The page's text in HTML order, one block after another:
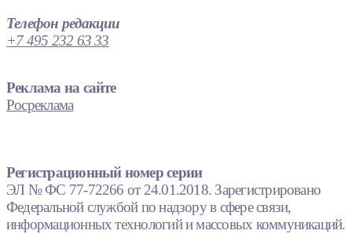
Телефон редакции
+7 495 232 63 33
Реклама на сайте
Росреклама
Регистрационный номер серии
ЭЛ № ФС 77-72266 от 24.01.2018. Зарегистрировано
Федеральной службой по надзору в сфере связи,
информационных технологий и массовых коммуникаций.